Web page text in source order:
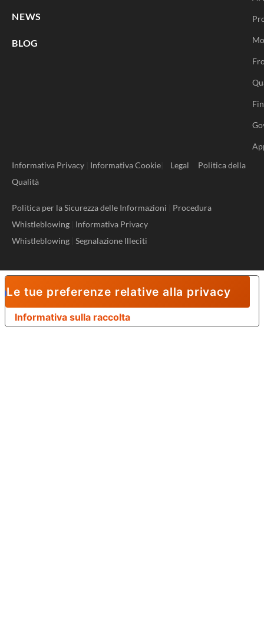
NEWS
BLOG
Informativa Privacy
Informativa Cookie Legal
Politica della
Qualità
Politica per la Sicurezza delle Informazioni
Procedura
Whistleblowing
Informativa Privacy
Whistleblowing Segnalazione Illeciti
Informativa sulla raccolta
Le tue preferenze relative alla privacy